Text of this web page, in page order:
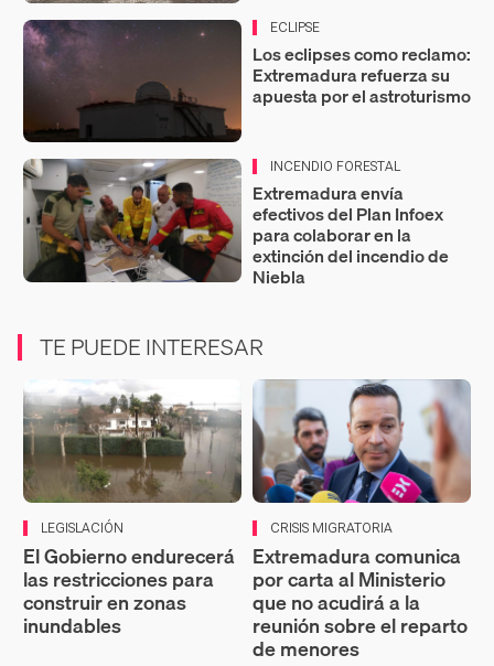
ECLIPSE
Los eclipses como reclamo:
Extremadura refuerza su
apuesta por el astroturismo
INCENDIO FORESTAL
Extremadura envía
efectivos del Plan Infoex
para colaborar en la
extinción del incendio de
Niebla
TE PUEDE INTERESAR
LEGISLACIÓN
El Gobierno endurecerá
las restricciones para
construir en zonas
inundables
CRISIS MIGRATORIA
Extremadura comunica
por carta al Ministerio
que no acudirá a la
reunión sobre el reparto
de menores